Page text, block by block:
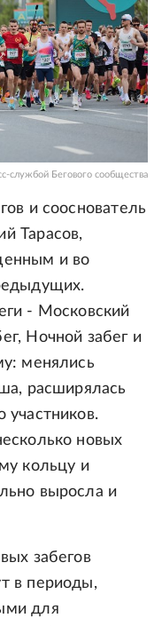
службой Бегового сообщества
и сооснователь
Тарасов,
и во
- Московский
Ночной забег и
менялись
расширялась
участников.
новых
кольцу и
выросла и
забегов
в периоды,
для